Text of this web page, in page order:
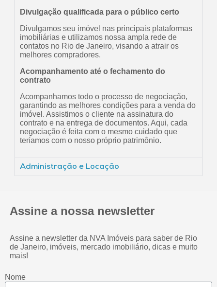
Divulgação qualificada para o público certo
Divulgamos seu imóvel nas principais plataformas
imobiliárias e utilizamos nossa ampla rede de
contatos no Rio de Janeiro, visando a atrair os
melhores compradores.
Acompanhamento até o fechamento do
contrato
Acompanhamos todo o processo de negociação,
garantindo as melhores condições para a venda do
imóvel. Assistimos o cliente na assinatura do
contrato e na entrega de documentos. Aqui, cada
negociação é feita com o mesmo cuidado que
teríamos com o nosso próprio patrimônio.
Administração e Locação
Assine a nossa newsletter
Assine a newsletter da NVA Imóveis para saber de Rio
de Janeiro, imóveis, mercado imobiliário, dicas e muito
mais!
Nome